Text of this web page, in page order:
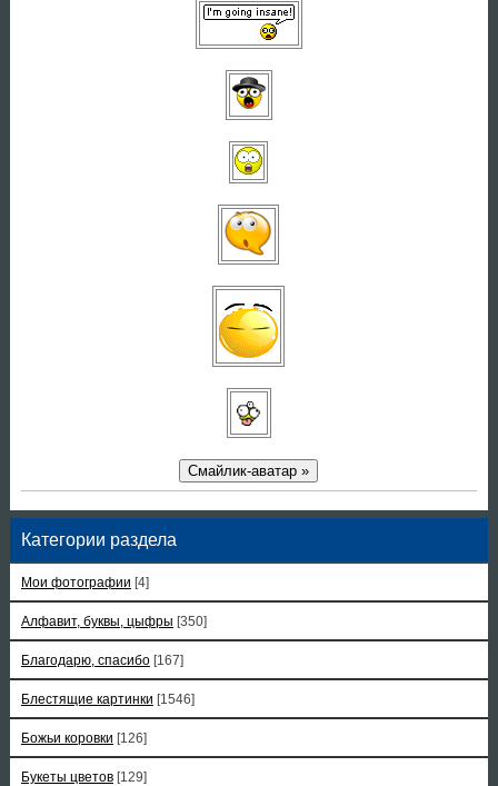
Смайлик-аватар »
Категории раздела
Мои фотографии [4]
Алфавит, буквы, цыфры [350]
Благодарю, спасибо [167]
Блестящие картинки [1546]
Божьи коровки [126]
Букеты цветов [129]